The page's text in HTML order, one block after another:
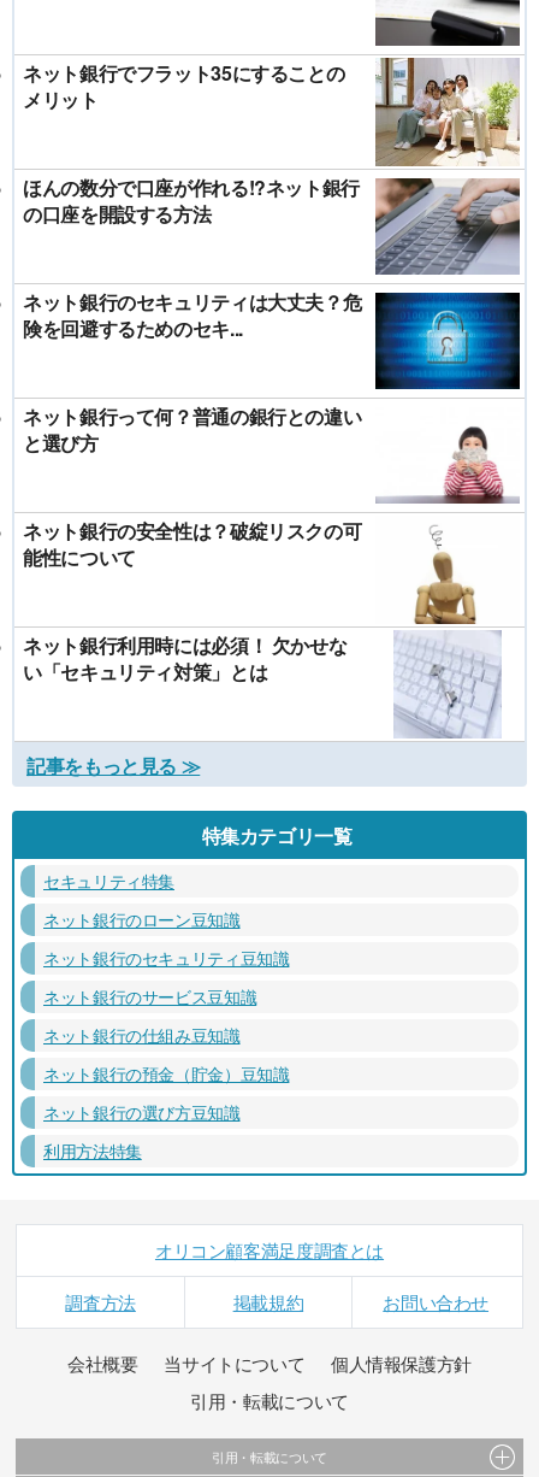
ネット銀行でフラット35にすることの
メリット
ほんの数分で口座が作れる!?ネット銀行
の口座を開設する方法
ネット銀行のセキュリティは大丈夫？危
険を回避するためのセキ...
ネット銀行って何？普通の銀行との違い
と選び方
ネット銀行の安全性は？破綻リスクの可
能性について
ネット銀行利用時には必須！ 欠かせな
い「セキュリティ対策」とは
記事をもっと見る ≫
特集カテゴリ一覧
セキュリティ特集
ネット銀行のローン豆知識
ネット銀行のセキュリティ豆知識
ネット銀行のサービス豆知識
ネット銀行の仕組み豆知識
ネット銀行の預金（貯金）豆知識
ネット銀行の選び方豆知識
利用方法特集
オリコン顧客満足度調査とは
調査方法 掲載規約 お問い合わせ
会社概要 当サイトについて
個人情報保護方針
引用・転載について
引用・転載について